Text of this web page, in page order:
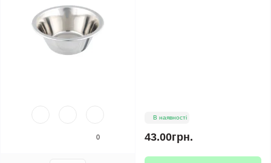
0
В наявності
43.00грн.